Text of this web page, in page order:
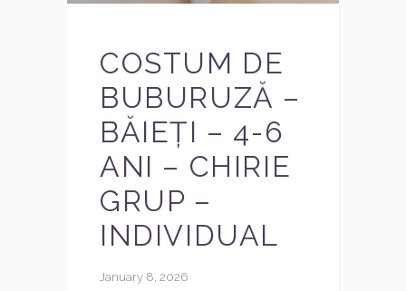
COSTUM DE
BUBURUZĂ –
BĂIEȚI – 4-6
ANI – CHIRIE
GRUP –
INDIVIDUAL
January 8, 2026